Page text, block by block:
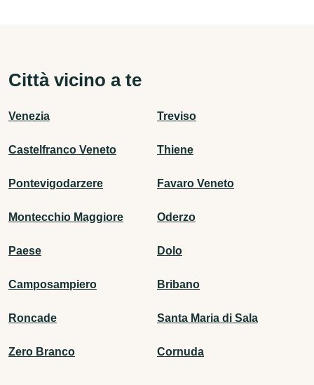
Città vicino a te
Venezia Treviso
Castelfranco Veneto Thiene
Pontevigodarzere Favaro Veneto
Montecchio Maggiore Oderzo
Paese Dolo
Camposampiero Bribano
Roncade Santa Maria di Sala
Zero Branco Cornuda